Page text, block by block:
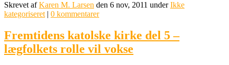
Skrevet afKaren M. Larsen den 6 nov, 2011 underIkke
kategoriseret | 0 kommentarer
Fremtidens katolske kirke del 5 –
lægfolkets rolle vil vokse